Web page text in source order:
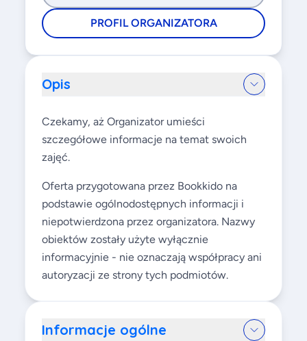
PROFIL ORGANIZATORA
Opis
Czekamy, aż Organizator umieści
szczegółowe informacje na temat swoich
zajęć.
Oferta przygotowana przez Bookkido na
podstawie ogólnodostępnych informacji i
niepotwierdzona przez organizatora. Nazwy
obiektów zostały użyte wyłącznie
informacyjnie - nie oznaczają współpracy ani
autoryzacji ze strony tych podmiotów.
Informacje ogólne